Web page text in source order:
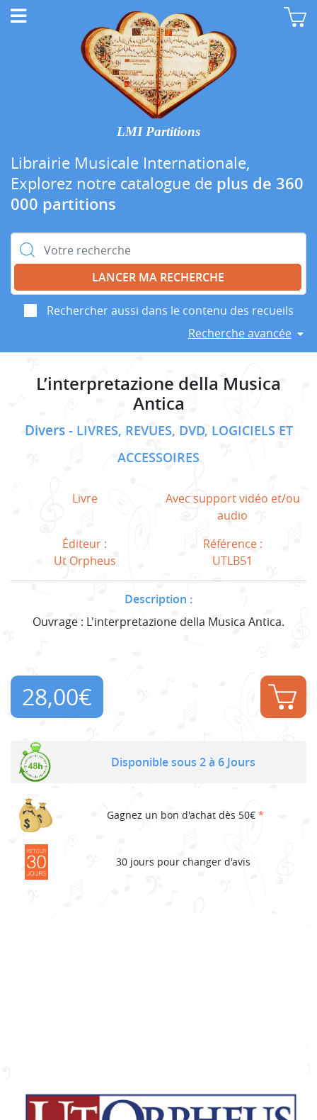
LMI Partitions
Librairie Musicale Internationale,
Explorez notre catalogue de plus de 360
000 partitions
Rechercher :
Rechercher aussi dans le contenu des recueils
Recherche avancée
L’interpretazione della Musica
Antica
Divers
LIVRES, REVUES, DVD, LOGICIELS ET
ACCESSOIRES
Livre
Avec support vidéo et/ou
audio
Éditeur :
Ut Orpheus
Référence :
UTLB51
Description :
Ouvrage : L'interpretazione della Musica Antica.
28,00€
Disponible sous 2 à 6 Jours
Gagnez un bon d'achat dès 50€ *
30 jours pour changer d'avis